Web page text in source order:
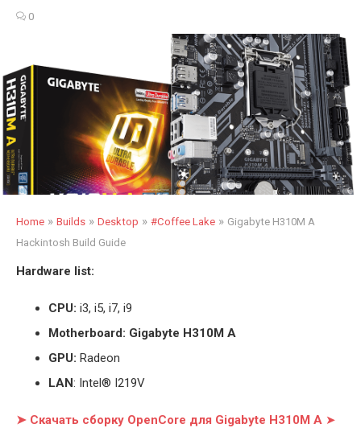
0
Home » Builds » Desktop » #Coffee Lake » Gigabyte H310M A
Hackintosh Build Guide
Hardware list:
CPU: i3, i5, i7, i9
Motherboard: Gigabyte H310M A
GPU: Radeon
LAN: Intel® I219V
➤ Скачать сборку OpenCore для Gigabyte H310M A ➤